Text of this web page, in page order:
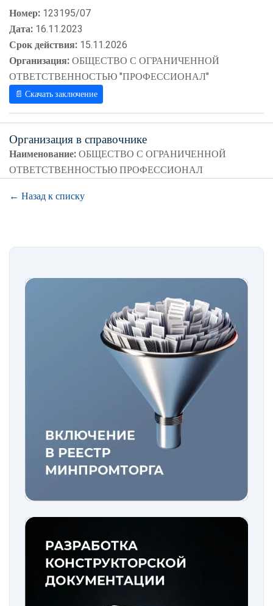
Номер: 123195/07
Дата: 16.11.2023
Срок действия: 15.11.2026
Организация:ОБЩЕСТВО С ОГРАНИЧЕННОЙ
ОТВЕТСТВЕННОСТЬЮ "ПРОФЕССИОНАЛ"
📄 Скачать заключение
Организация в справочнике
Наименование:ОБЩЕСТВО С ОГРАНИЧЕННОЙ
ОТВЕТСТВЕННОСТЬЮ ПРОФЕССИОНАЛ
← Назад к списку